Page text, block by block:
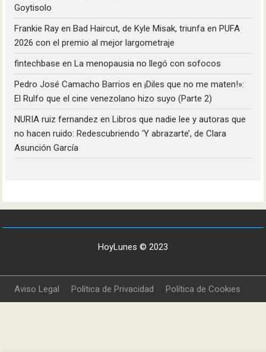
Goytisolo
Frankie Ray enBad Haircut, de Kyle Misak, triunfa en PUFA
2026 con el premio al mejor largometraje
fintechbase enLa menopausia no llegó con sofocos
Pedro José Camacho Barrios en¡Diles que no me maten!»:
El Rulfo que el cine venezolano hizo suyo (Parte 2)
NURIA ruiz fernandez enLibros que nadie lee y autoras que
no hacen ruido: Redescubriendo ‘Y abrazarte’, de Clara
Asunción García
HoyLunes © 2023
Aviso Legal Política de Privacidad Política de Cookies